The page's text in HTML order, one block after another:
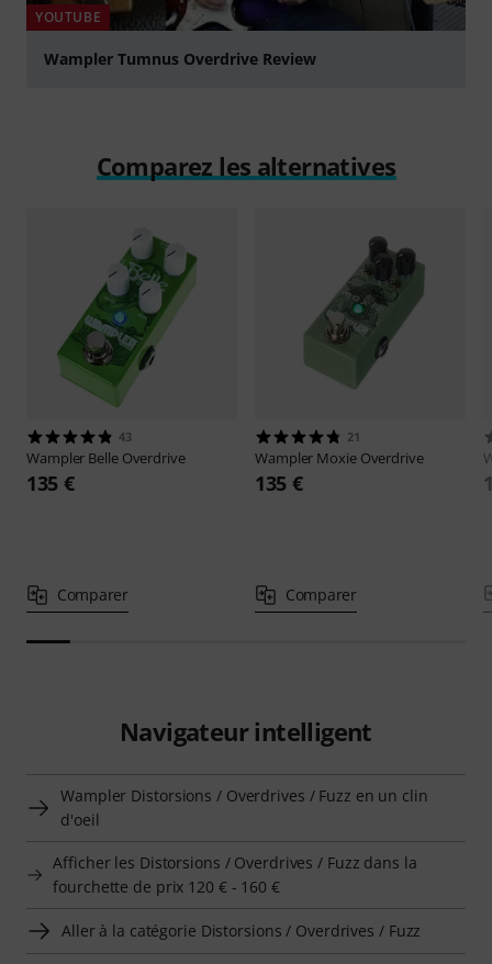
YOUTUBE
Wampler Tumnus Overdrive Review
Comparez les alternatives
43
Wampler Belle Overdrive
135 €
Comparer
21
Wampler Moxie Overdrive
135 €
Comparer
Navigateur intelligent
Wampler Distorsions / Overdrives / Fuzz en un clin
d'oeil
Afficher les Distorsions / Overdrives / Fuzz dans la
fourchette de prix 120 € - 160 €
Aller à la catégorie Distorsions / Overdrives / Fuzz